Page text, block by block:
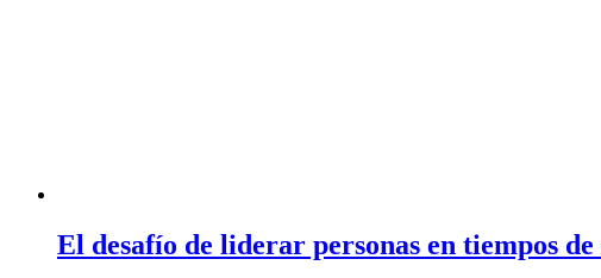
El desafío de liderar personas en tiempos